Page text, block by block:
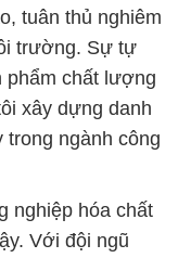
tuân thủ nghiêm
trường. Sự tự
phẩm chất lượng
xây dựng danh
trong ngành công
nghiệp hóa chất
Với đội ngũ